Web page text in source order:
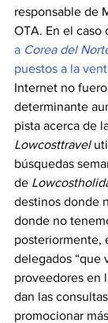
responsable de
OTA. En el caso
a Corea del
puestos a la
Internet no
determinante
pista acerca de
Lowcosttravel
búsquedas
de
destinos donde
donde no
posteriormente,
delegados “que
proveedores en
dan las
promocionar